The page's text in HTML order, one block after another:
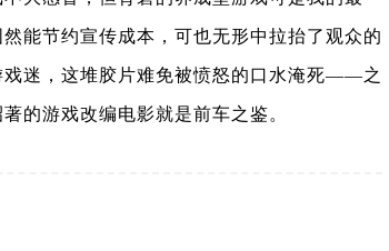
能节约宣传成本，可也无形中拉抬了观众的
戏迷，这堆胶片难免被愤怒的口水淹死——之
的游戏改编电影就是前车之鉴。